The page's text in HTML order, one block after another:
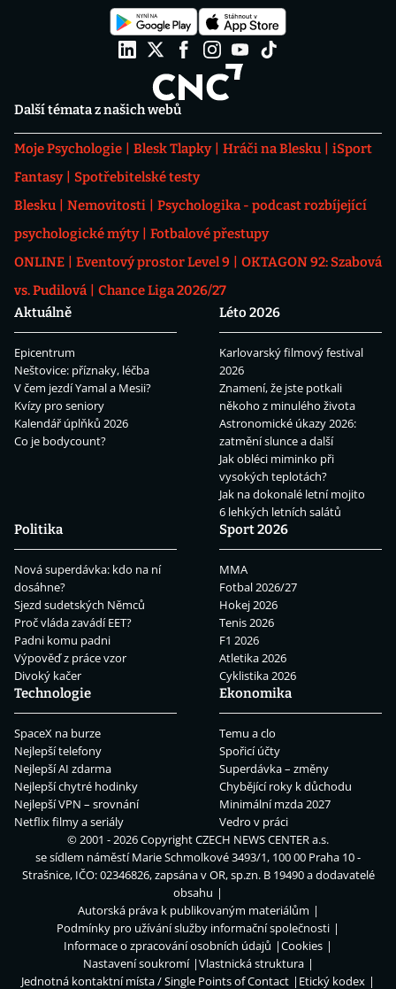
Další témata z našich webů
Moje Psychologie Blesk Tlapky Hráči na Blesku
iSport
Fantasy
Spotřebitelské testy
Blesku
Nemovitosti
Psychologika - podcast rozbíjející
psychologické mýty
Fotbalové přestupy
ONLINE
Eventový prostor Level 9
OKTAGON 92: Szabová
vs. Pudilová
Chance Liga 2026/27
Aktuálně
Epicentrum
Neštovice: příznaky, léčba
V čem jezdí Yamal a Mesii?
Kvízy pro seniory
Kalendář úplňků 2026
Co je bodycount?
Léto 2026
Karlovarský filmový festival
2026
Znamení, že jste potkali
někoho z minulého života
Astronomické úkazy 2026:
zatmění slunce a další
Jak obléci miminko při
vysokých teplotách?
Jak na dokonalé letní mojito
6 lehkých letních salátů
Politika
Nová superdávka: kdo na ní
dosáhne?
Sjezd sudetských Němců
Proč vláda zavádí EET?
Padni komu padni
Výpověď z práce vzor
Divoký kačer
Sport 2026
MMA
Fotbal 2026/27
Hokej 2026
Tenis 2026
F1 2026
Atletika 2026
Cyklistika 2026
Technologie
SpaceX na burze
Nejlepší telefony
Nejlepší AI zdarma
Nejlepší chytré hodinky
Nejlepší VPN – srovnání
Netflix filmy a seriály
Ekonomika
Temu a clo
Spořicí účty
Superdávka – změny
Chybějící roky k důchodu
Minimální mzda 2027
Vedro v práci
© 2001 - 2026 CopyrightCZECH NEWS CENTER a.s.
se sídlem náměstí Marie Schmolkové 3493/1, 100 00 Praha 10 -
Strašnice, IČO: 02346826, zapsána v OR, sp.zn. B 19490 a dodavatelé
obsahu
Autorská práva k publikovaným materiálům
Podmínky pro užívání služby informační společnosti
Informace o zpracování osobních údajů
Cookies
Nastavení soukromí
Vlastnická struktura
Jednotná kontaktní místa / Single Points of Contact
Etický kodex